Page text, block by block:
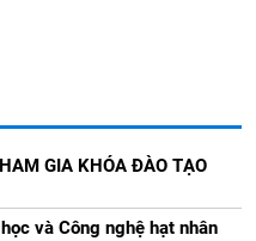
THAM GIA KHÓA ĐÀO TẠO
và Công nghệ hạt nhân
chức danh phó giáo sư